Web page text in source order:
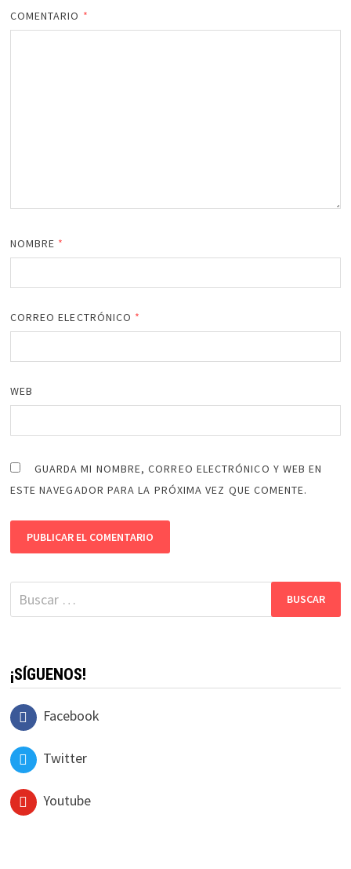
COMENTARIO *
NOMBRE *
CORREO ELECTRÓNICO *
WEB
GUARDA MI NOMBRE, CORREO ELECTRÓNICO Y WEB EN
ESTE NAVEGADOR PARA LA PRÓXIMA VEZ QUE COMENTE.
Buscar:
¡SÍGUENOS!
Facebook
Twitter
Youtube